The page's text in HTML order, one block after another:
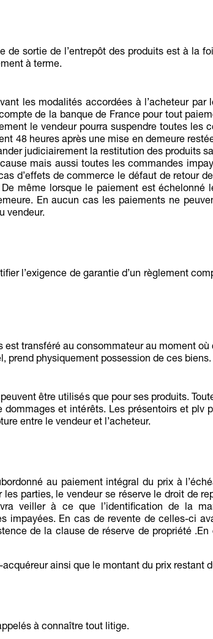
de sortie de l’entrepôt des produits est à la
à terme.
les modalités accordées à l’acheteur
de la banque de France pour tout
le vendeur pourra suspendre toutes les
48 heures après une mise en demeure
judiciairement la restitution des produits
mais aussi toutes les commandes
d’effets de commerce le défaut de retour
même lorsque le paiement est échelonné
En aucun cas les paiements ne
vendeur.
l’exigence de garantie d’un règlement
transféré au consommateur au moment
prend physiquement possession de ces biens.
être utilisés que pour ses produits.
et intérêts. Les présentoirs et plv
entre le vendeur et l’acheteur.
au paiement intégral du prix à
parties, le vendeur se réserve le droit de
veiller à ce que l’identification de la
impayées. En cas de revente de celles-ci
de la clause de réserve de propriété
ainsi que le montant du prix restant
à connaître tout litige.